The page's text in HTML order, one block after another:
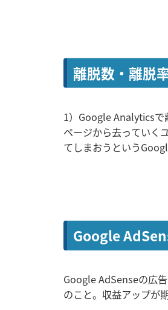
離脱数・離脱
1）Google Analyticsで
ページから去っていく
てしまおうという
Google
Google AdSenseの広
のこと。収益アップが